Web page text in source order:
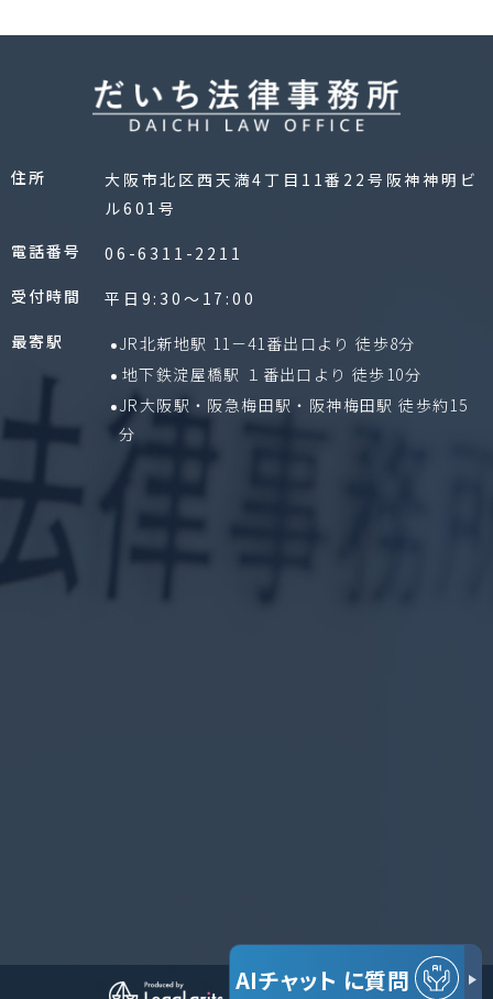
住所
大阪市北区西天満4丁目11番22号阪神神明ビ
ル601号
電話番号
06-6311-2211
受付時間
平日9:30〜17:00
最寄駅
JR北新地駅 11－41番出口より 徒歩8分
地下鉄淀屋橋駅 １番出口より 徒歩10分
JR大阪駅・阪急梅田駅・阪神梅田駅 徒歩約15
分
© だいち法律事務所
AIチャット に質問